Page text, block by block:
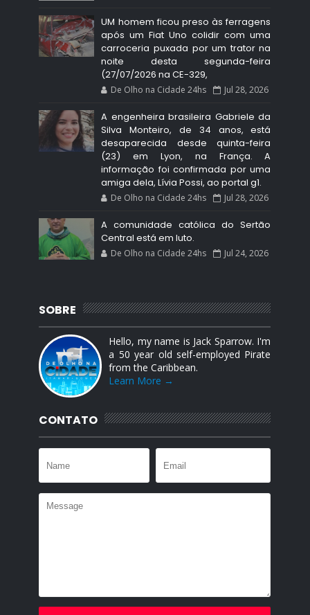
UM homem ficou preso às ferragens
após um Fiat Uno colidir com uma
carroceria puxada por um trator na
noite desta segunda-feira
(27/07/2026 na CE-329,
De Olho na Cidade 24hs Jul 28, 2026
A engenheira brasileira Gabriele da
Silva Monteiro, de 34 anos, está
desaparecida desde quinta-feira
(23) em Lyon, na França. A
informação foi confirmada por uma
amiga dela, Lívia Possi, ao portal g1.
De Olho na Cidade 24hs Jul 28, 2026
A comunidade católica do Sertão
Central está em luto.
De Olho na Cidade 24hs Jul 24, 2026
SOBRE
Hello, my name is Jack Sparrow. I'm
a 50 year old self-employed Pirate
from the Caribbean.
Learn More →
CONTATO